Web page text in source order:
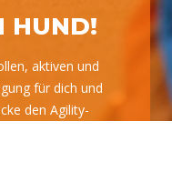
aktiven und
für dich und
den Agility-